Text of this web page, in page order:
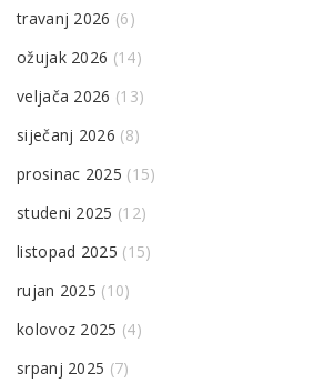
travanj 2026 (6)
ožujak 2026 (14)
veljača 2026 (13)
siječanj 2026 (8)
prosinac 2025 (15)
studeni 2025 (12)
listopad 2025 (15)
rujan 2025 (10)
kolovoz 2025 (4)
srpanj 2025 (7)